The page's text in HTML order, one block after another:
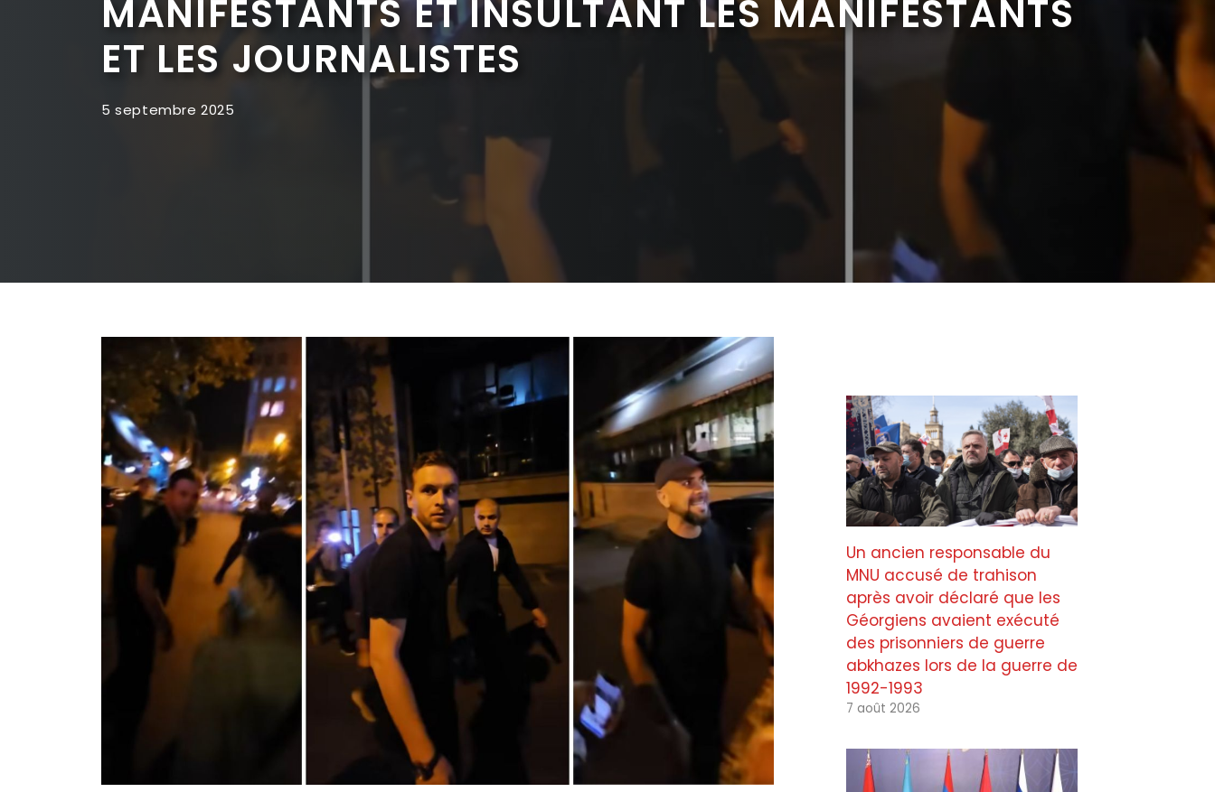
MANIFESTANTS ET INSULTANT LES MANIFESTANTS
ET LES JOURNALISTES
5 septembre 2025
Un ancien responsable du
MNU accusé de trahison
après avoir déclaré que les
Géorgiens avaient exécuté
des prisonniers de guerre
abkhazes lors de la guerre de
1992-1993
7 août 2026